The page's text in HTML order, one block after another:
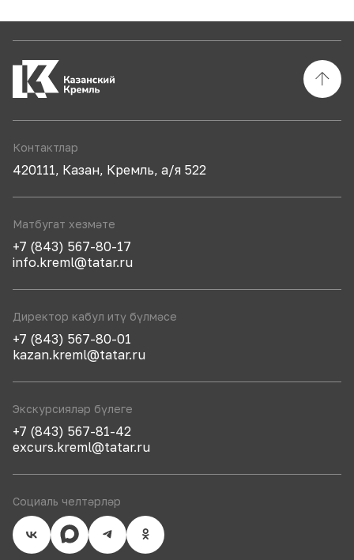
Контактлар
420111, Казан, Кремль, а/я 522
Матбугат хезмәте
+7 (843) 567-80-17
info.kreml@tatar.ru
Директор кабул итү бүлмәсе
+7 (843) 567-80-01
kazan.kreml@tatar.ru
Экскурсияләр бүлеге
+7 (843) 567-81-42
excurs.kreml@tatar.ru
Социаль челтәрләр